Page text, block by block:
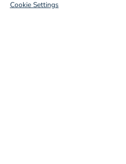
Cookie Settings